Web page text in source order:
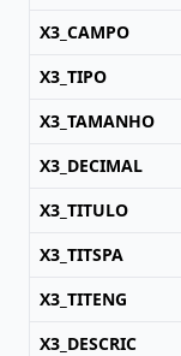
X3_CAMPO
X3_TIPO
X3_TAMANHO
X3_DECIMAL
X3_TITULO
X3_TITSPA
X3_TITENG
X3_DESCRIC